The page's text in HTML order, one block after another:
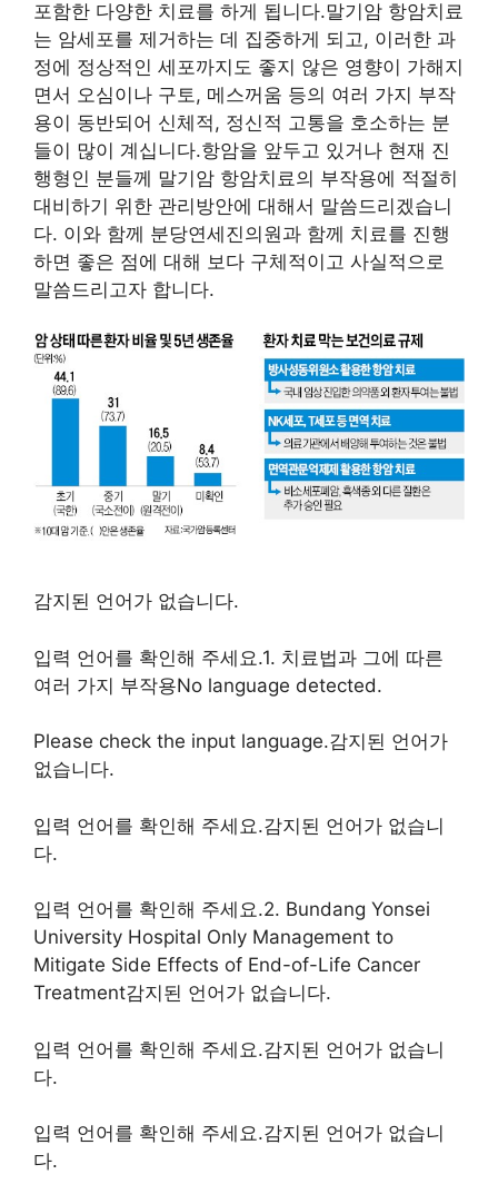
포함한 다양한 치료를 하게 됩니다.말기암 항암치료
는 암세포를 제거하는 데 집중하게 되고, 이러한 과
정에 정상적인 세포까지도 좋지 않은 영향이 가해지
면서 오심이나 구토, 메스꺼움 등의 여러 가지 부작
용이 동반되어 신체적, 정신적 고통을 호소하는 분
들이 많이 계십니다.항암을 앞두고 있거나 현재 진
행형인 분들께 말기암 항암치료의 부작용에 적절히
대비하기 위한 관리방안에 대해서 말씀드리겠습니
다. 이와 함께 분당연세진의원과 함께 치료를 진행
하면 좋은 점에 대해 보다 구체적이고 사실적으로
말씀드리고자 합니다.
감지된 언어가 없습니다.
입력 언어를 확인해 주세요.1. 치료법과 그에 따른
여러 가지 부작용No language detected.
Please check the input language.감지된 언어가
없습니다.
입력 언어를 확인해 주세요.감지된 언어가 없습니
다.
입력 언어를 확인해 주세요.2. Bundang Yonsei
University Hospital Only Management to
Mitigate Side Effects of End-of-Life Cancer
Treatment감지된 언어가 없습니다.
입력 언어를 확인해 주세요.감지된 언어가 없습니
다.
입력 언어를 확인해 주세요.감지된 언어가 없습니
다.